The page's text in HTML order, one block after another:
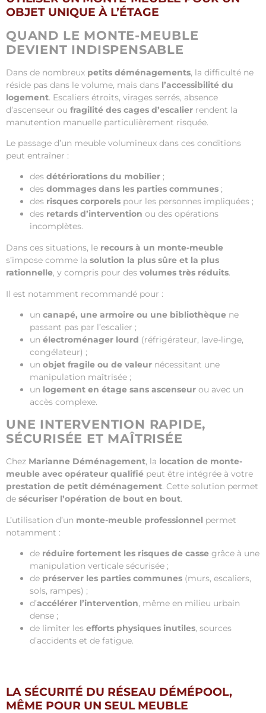
OBJET UNIQUE À L’ÉTAGE
QUAND LE MONTE-MEUBLE
DEVIENT INDISPENSABLE
Dans de nombreux petits déménagements, la difficulté ne
réside pas dans le volume, mais dans l’accessibilité du
logement. Escaliers étroits, virages serrés, absence
d’ascenseur ou fragilité des cages d’escalier rendent la
manutention manuelle particulièrement risquée.
Le passage d’un meuble volumineux dans ces conditions
peut entraîner :
des détériorations du mobilier ;
des dommages dans les parties communes ;
des risques corporels pour les personnes impliquées ;
des retards d’intervention ou des opérations
incomplètes.
Dans ces situations, le recours à un monte-meuble
s’impose comme la solution la plus sûre et la plus
rationnelle, y compris pour des volumes très réduits.
Il est notamment recommandé pour :
un canapé, une armoire ou une bibliothèque ne
passant pas par l’escalier ;
un électroménager lourd (réfrigérateur, lave-linge,
congélateur) ;
un objet fragile ou de valeur nécessitant une
manipulation maîtrisée ;
un logement en étage sans ascenseur ou avec un
accès complexe.
UNE INTERVENTION RAPIDE,
SÉCURISÉE ET MAÎTRISÉE
Chez Marianne Déménagement, la location de monte-
meuble avec opérateur qualifié peut être intégrée à votre
prestation de petit déménagement. Cette solution permet
de sécuriser l’opération de bout en bout.
L’utilisation d’un monte-meuble professionnel permet
notamment :
de réduire fortement les risques de casse grâce à une
manipulation verticale sécurisée ;
de préserver les parties communes (murs, escaliers,
sols, rampes) ;
d’accélérer l’intervention, même en milieu urbain
dense ;
de limiter les efforts physiques inutiles, sources
d’accidents et de fatigue.
LA SÉCURITÉ DU RÉSEAU DÉMÉPOOL,
MÊME POUR UN SEUL MEUBLE